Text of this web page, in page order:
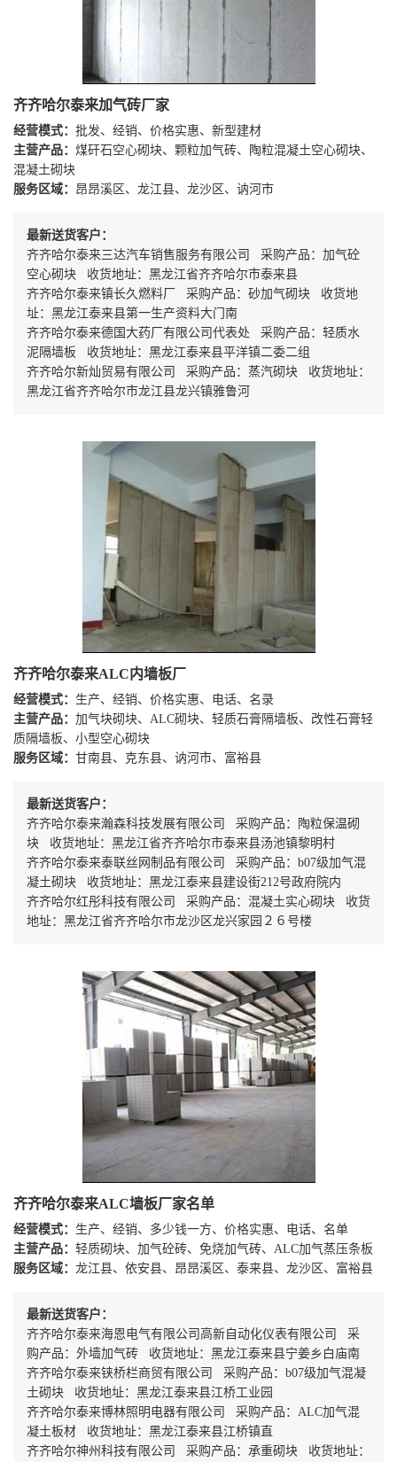
齐齐哈尔泰来加气砖厂家
经营模式： 批发、经销、价格实惠、新型建材
主营产品： 煤矸石空心砌块、颗粒加气砖、陶粒混凝土空心砌块、
混凝土砌块
服务区域： 昂昂溪区、龙江县、龙沙区、讷河市
最新送货客户：
齐齐哈尔泰来三达汽车销售服务有限公司 采购产品：加气砼
空心砌块 收货地址：黑龙江省齐齐哈尔市泰来县
齐齐哈尔泰来镇长久燃料厂 采购产品：砂加气砌块 收货地
址：黑龙江泰来县第一生产资料大门南
齐齐哈尔泰来德国大药厂有限公司代表处 采购产品：轻质水
泥隔墙板 收货地址：黑龙江泰来县平洋镇二委二组
齐齐哈尔新灿贸易有限公司 采购产品：蒸汽砌块 收货地址：
黑龙江省齐齐哈尔市龙江县龙兴镇雅鲁河
齐齐哈尔泰来ALC内墙板厂
经营模式： 生产、经销、价格实惠、电话、名录
主营产品： 加气块砌块、ALC砌块、轻质石膏隔墙板、改性石膏轻
质隔墙板、小型空心砌块
服务区域： 甘南县、克东县、讷河市、富裕县
最新送货客户：
齐齐哈尔泰来瀚森科技发展有限公司 采购产品：陶粒保温砌
块 收货地址：黑龙江省齐齐哈尔市泰来县汤池镇黎明村
齐齐哈尔泰来泰联丝网制品有限公司 采购产品：b07级加气混
凝土砌块 收货地址：黑龙江泰来县建设街212号政府院内
齐齐哈尔红彤科技有限公司 采购产品：混凝土实心砌块 收货
地址：黑龙江省齐齐哈尔市龙沙区龙兴家园２６号楼
齐齐哈尔泰来ALC墙板厂家名单
经营模式： 生产、经销、多少钱一方、价格实惠、电话、名单
主营产品： 轻质砌块、加气砼砖、免烧加气砖、ALC加气蒸压条板
服务区域： 龙江县、依安县、昂昂溪区、泰来县、龙沙区、富裕县
最新送货客户：
齐齐哈尔泰来海恩电气有限公司高新自动化仪表有限公司 采
购产品：外墙加气砖 收货地址：黑龙江泰来县宁姜乡白庙南
齐齐哈尔泰来铗桥栏商贸有限公司 采购产品：b07级加气混凝
土砌块 收货地址：黑龙江泰来县江桥工业园
齐齐哈尔泰来博林照明电器有限公司 采购产品：ALC加气混
凝土板材 收货地址：黑龙江泰来县江桥镇直
齐齐哈尔神州科技有限公司 采购产品：承重砌块 收货地址：